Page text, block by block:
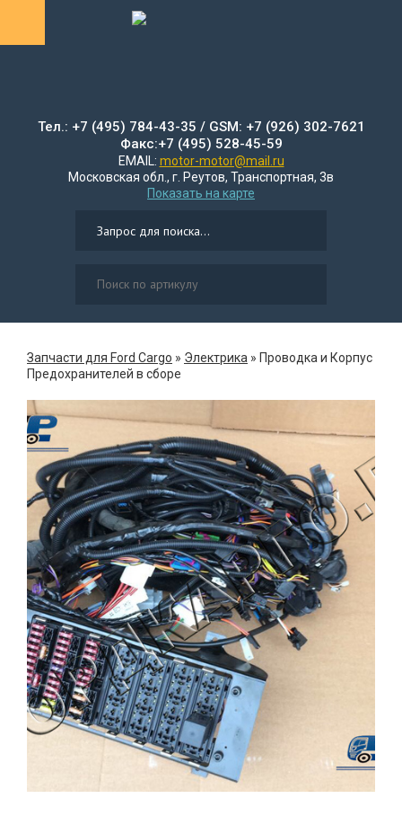
Тел.: +7 (495) 784-43-35 / GSM: +7 (926) 302-7621
Факс:+7 (495) 528-45-59
EMAIL: motor-motor@mail.ru
Московская обл., г. Реутов, Транспортная, 3в
Показать на карте
Запчасти для Ford Cargo » Электрика » Проводка и Корпус
Предохранителей в сборе